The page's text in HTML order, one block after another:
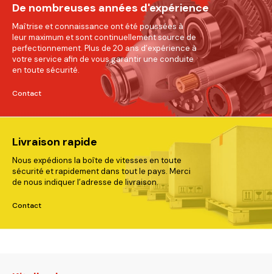
De nombreuses années d'expérience
Maîtrise et connaissance ont été poussées à
leur maximum et sont continuellement source de
perfectionnement. Plus de 20 ans d’expérience à
votre service afin de vous garantir une conduite
en toute sécurité.
Contact
Livraison rapide
Nous expédions la boîte de vitesses en toute
sécurité et rapidement dans tout le pays. Merci
de nous indiquer l’adresse de livraison.
Contact